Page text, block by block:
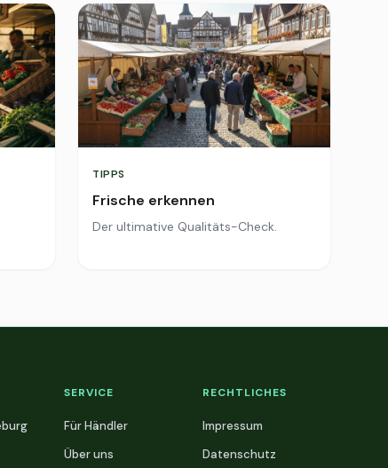
TIPPS
Frische erkennen
Der ultimative Qualitäts-Check.
SERVICE
Für Händler
Über uns
RECHTLICHES
Impressum
Datenschutz